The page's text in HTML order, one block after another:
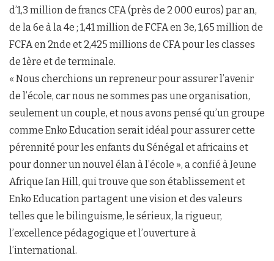
d’1,3 million de francs CFA (près de 2 000 euros) par an,
de la 6e à la 4e ; 1,41 million de FCFA en 3e, 1,65 million de
FCFA en 2nde et 2,425 millions de CFA pour les classes
de 1ère et de terminale.
« Nous cherchions un repreneur pour assurer l’avenir
de l’école, car nous ne sommes pas une organisation,
seulement un couple, et nous avons pensé qu’un groupe
comme Enko Education serait idéal pour assurer cette
pérennité pour les enfants du Sénégal et africains et
pour donner un nouvel élan à l’école », a confié à Jeune
Afrique Ian Hill, qui trouve que son établissement et
Enko Education partagent une vision et des valeurs
telles que le bilinguisme, le sérieux, la rigueur,
l’excellence pédagogique et l’ouverture à
l’international.